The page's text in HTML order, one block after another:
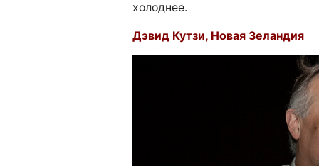
холоднее.
Дэвид Кутзи, Новая Зеландия